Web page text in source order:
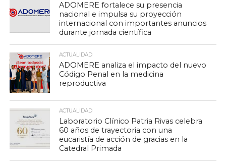
ADOMERE fortalece su presencia
nacional e impulsa su proyección
internacional con importantes anuncios
durante jornada científica
ACTUALIDAD
ADOMERE analiza el impacto del nuevo
Código Penal en la medicina
reproductiva
ACTUALIDAD
Laboratorio Clínico Patria Rivas celebra
60 años de trayectoria con una
eucaristía de acción de gracias en la
Catedral Primada